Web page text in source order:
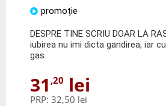
promoție
DESPRE TINE SCRIU DOAR LA
iubirea nu imi dicta gandirea, iar
gas
31 ,20 lei
PRP: 32,50 lei